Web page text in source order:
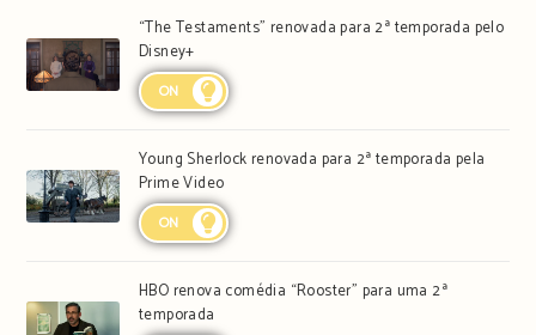
“The Testaments” renovada para 2ª temporada pelo
Disney+
ON
Young Sherlock renovada para 2ª temporada pela
Prime Video
ON
HBO renova comédia “Rooster” para uma 2ª
temporada